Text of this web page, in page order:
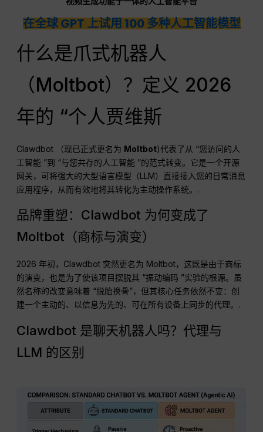
在全球 GPT 上试用 100 多种人工智能模型
什么是爪式机器人
（Moltbot）？定义 2026
年的 “个人贾维斯
Clawdbot （现已正式更名为 Moltbot)代表了从 “您访问的人
工智能 ”到 “与您共存的人工智能 ”的范式转变。它是一个开源
网关，可将强大的大型语言模型（LLM）直接接入您的日常消息
应用程序，从而有效地将其转化为主动操作系统。.
品牌重塑：Clawdbot 为何变成了
Moltbot（商标与演变）
2026 年初，Clawdbot 突然更名为 Moltbot，这既是由于商标
的演变，也是为了使该项目摆脱其 “振动编码 ”实验的根源。虽
然名称的改变意味着 “脱胎换骨”，但其核心任务依然不变：创
建一个主动的、以信息为先的、可在所有设备上同步的代理。.
Clawdbot 是聊天机器人吗？代理与
LLM 的区别